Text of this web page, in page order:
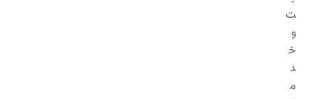
ت
و
خ
د
م